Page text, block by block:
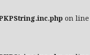
on line